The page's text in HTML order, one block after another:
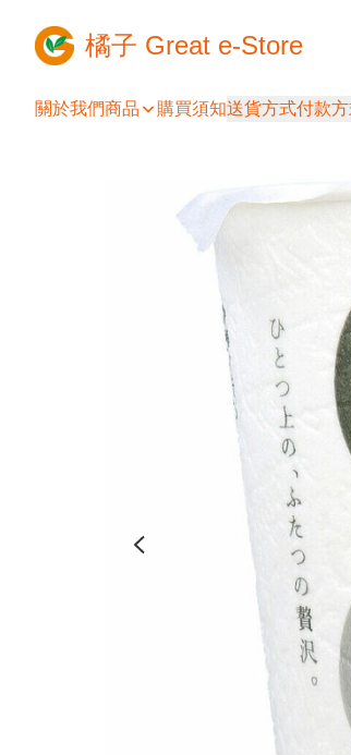
橘子 Great e-Store
關於我們商品 購買須知送貨方式付款